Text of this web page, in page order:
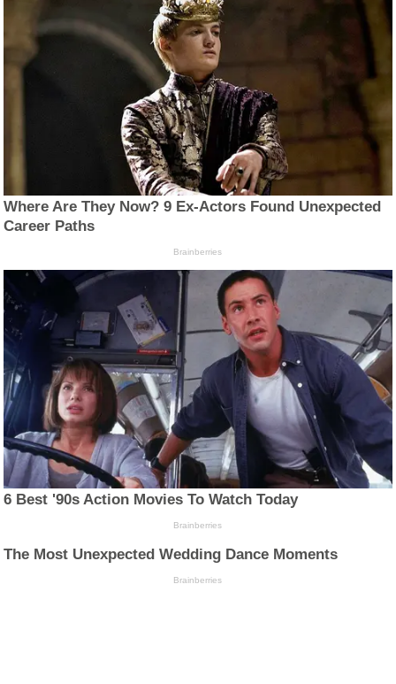
Where Are They Now? 9 Ex-Actors Found Unexpected
Career Paths
Brainberries
6 Best '90s Action Movies To Watch Today
Brainberries
The Most Unexpected Wedding Dance Moments
Brainberries